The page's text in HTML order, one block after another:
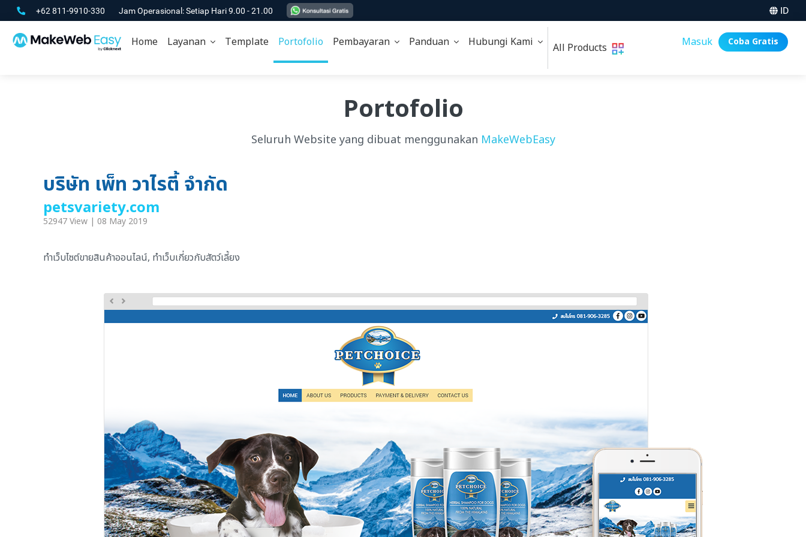
+62 811-9910-330 Jam Operasional: Setiap Hari 9.00 - 21.00 ID
Home Layanan Template Portofolio Pembayaran Panduan Hubungi Kami All Products Masuk Coba Gratis
Portofolio
Seluruh Website yang dibuat menggunakan MakeWebEasy
บริษัท เพ็ท วาไรตี้ จำกัด
petsvariety.com
52947 View | 08 May 2019
ทำเว็บไซต์ขายสินค้าออนไลน์, ทำเว็บเกี่ยวกับสัตว์เลี้ยง